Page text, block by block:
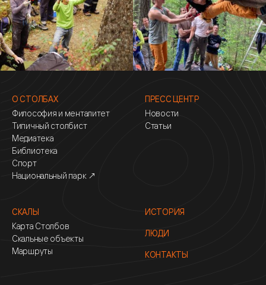
О СТОЛБАХ
Философия и менталитет
Типичный столбист
Медиатека
Библиотека
Спорт
Национальный парк ↗
ПРЕСС ЦЕНТР
Новости
Статьи
СКАЛЫ
Карта Столбов
Скальные объекты
Маршруты
ИСТОРИЯ
ЛЮДИ
КОНТАКТЫ